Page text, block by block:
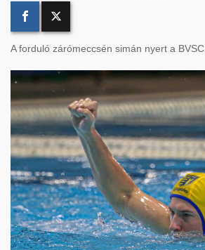
A forduló zárómeccsén simán nyert a BVSC.